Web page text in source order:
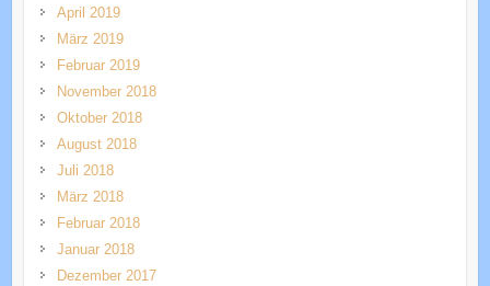
April 2019
März 2019
Februar 2019
November 2018
Oktober 2018
August 2018
Juli 2018
März 2018
Februar 2018
Januar 2018
Dezember 2017